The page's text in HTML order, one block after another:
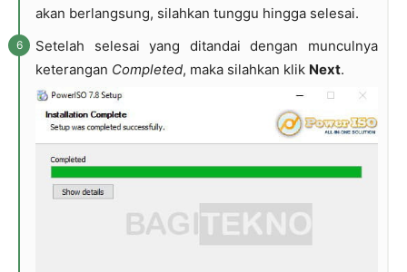
akan berlangsung, silahkan tunggu hingga selesai.
Setelah selesai yang ditandai dengan munculnya
keterangan Completed, maka silahkan klik Next.